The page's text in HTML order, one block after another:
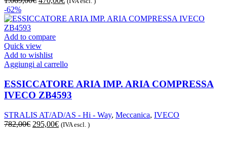
originale
1.069,00€.
attuale
-62%
Add to compare
Quick view
Add to wishlist
Aggiungi al carrello
ESSICCATORE ARIA IMP. ARIA COMPRESSA
IVECO ZB4593
STRALIS AT/AD/AS - Hi - Way, Meccanica, IVECO
782,00€ Il
295,00€Il(IVA escl. )